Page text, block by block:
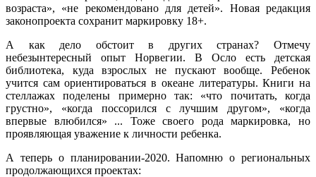
возраста», «не рекомендовано для детей». Новая редакция
законопроекта сохранит маркировку 18+.
А как дело обстоит в других странах? Отмечу
небезынтересный опыт Норвегии. В Осло есть детская
библиотека, куда взрослых не пускают вообще. Ребенок
учится сам ориентироваться в океане литературы. Книги на
стеллажах поделены примерно так: «что почитать, когда
грустно», «когда поссорился с лучшим другом», «когда
впервые влюбился» ... Тоже своего рода маркировка, но
проявляющая уважение к личности ребенка.
А теперь о планировании-2020. Напомню о региональных
продолжающихся проектах: